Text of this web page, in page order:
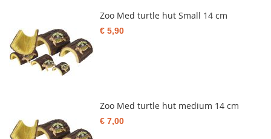
Zoo Med turtle hut Small 14 cm
€ 5,90
Zoo Med turtle hut medium 14 cm
€ 7,00